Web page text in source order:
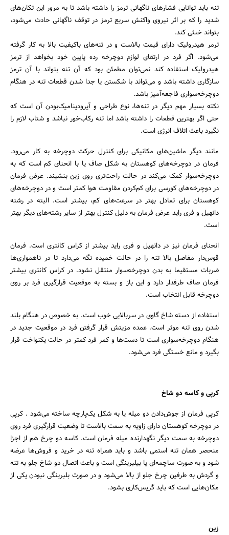
تنه باید توانایی فشارهای ناگهانی ترمز را داشته باشد تا به مرور این تکان‌های
شدید را که بر اثر نیروی واکنش سریع ترمز در توقف ناگهانی حادث می‌شود،
بتواند خنثی کند.
ترمر هیدرولیک دارای قیمت بالاست و در تنه‌های باکیفیت بالا به کار گرفته
می‌شود. اگر فرد در ارتقای لوازم دوچرخه رده پایین خود بخواهد از ترمز
هیدرولیک استفاده کند نمی‌توان مطمئن بود که آن تنه بتواند با آن ترمز
سازگاری داشته باشد و می‌تواند با شکستن یا جدا شدن قطعات تنه در هنگام
دوچرخه‌سواری فاجعه‌آمیز باشد.
نکته بسیار مهم دیگر در تنه‌ها، نوع طراحی و آیرودینامیک‌بودن آن است که
حتی اگر بهترین قطعات را داشته باشد اما تنه رکاب‌خور نباشد و شتاب لازم را
نگیرد باعث اتلاف انرژی است.
مانند دیگر ماشین‌های مکانیکی برای کنترل حرکت دوچرخه به کار می‌رود.
فرمان در دوچرخه‌های کوهستان به شکل صاف یا با انحنای کم است که به
دوچرخه‌سوار کمک می‌کند در حالت راحت‌تری روی زین بنشیند. عرض فرمان
در دوچرخه‌های کورسی برای کم‌کردن مقاومت هوا کمتر است و در دوچرخه‌های
کوهستان برای تعادل بهتر در سرعت‌های کم، بیشتر است. البته در رشته
دانهیل و فری راید عرض فرمان به دلیل کنترل بهتر از سایر رشته‌های دیگر بهتر
است.
انحنای فرمان نیز در دانهیل و فری راید بیشتر از کراس کانتری است. فرمان
قوس‌دار مفاصل بالا تنه را در حالت خمیده نگه می‌دارد تا در ناهمواری‌ها
ضربات مستقیما به بدن دوچرخه‌سوار منتقل نشود. در کراس کانتری بیشتر
فرمان صاف طرفدار دارد و این باز و بسته به موقعیت قرارگیری فرد بر روی
دوچرخه قابل انتخاب است.
استفاده از دسته شاخ گاوی در سربالایی خوب است. به خصوص در هنگام بلند
شدن روی تنه موثر است. عمده مزیتش قرار گرفتن فرد در موقعیت جدید در
هنگام دوچرخه‌سواری است تا دست‌ها و کمر فرد کمتر در حالت یکنواخت قرار
بگیرد و مانع خستگی فرد می‌شود.
کرپی و کاسه دو شاخ
کرپی فرمان از جوش‌دادن دو میله یا به شکل یک‌پارچه ساخته می‌شود . کرپی
در دوچرخه کوهستان دارای زاویه به سمت بالاست تا وضعیت قرارگیری فرد روی
دوچرخه به سمت دیگر نگهدارنده میله فرمان است. کاسه دو چرخ هم از اجزا
منحصر همان تنه استمی باشد و باید همراه تنه در خرید و فروش‌ها عرضه
شود و به صورت ساچمه‌ای یا بیلبرینگی است و باعث اتصال دو شاخ جلو به تنه
و گردش به طرفین چرخ جلو از بالا می‌شود و در صورت بلبرینگی نبودن یکی از
مکان‌هایی است که باید گریس‌کاری بشود.
زین